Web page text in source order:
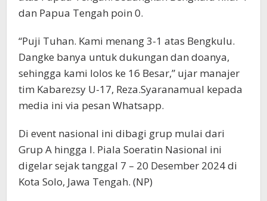
dan Papua Tengah poin 0.
“Puji Tuhan. Kami menang 3-1 atas Bengkulu.
Dangke banya untuk dukungan dan doanya,
sehingga kami lolos ke 16 Besar,” ujar manajer
tim Kabarezsy U-17, Reza.Syaranamual kepada
media ini via pesan Whatsapp.
Di event nasional ini dibagi grup mulai dari
Grup A hingga I. Piala Soeratin Nasional ini
digelar sejak tanggal 7 – 20 Desember 2024 di
Kota Solo, Jawa Tengah. (NP)